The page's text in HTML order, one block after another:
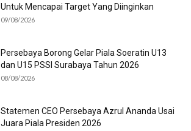
Untuk Mencapai Target Yang Diinginkan
09/08/2026
Persebaya Borong Gelar Piala Soeratin U13
dan U15 PSSI Surabaya Tahun 2026
08/08/2026
Statemen CEO Persebaya Azrul Ananda Usai
Juara Piala Presiden 2026